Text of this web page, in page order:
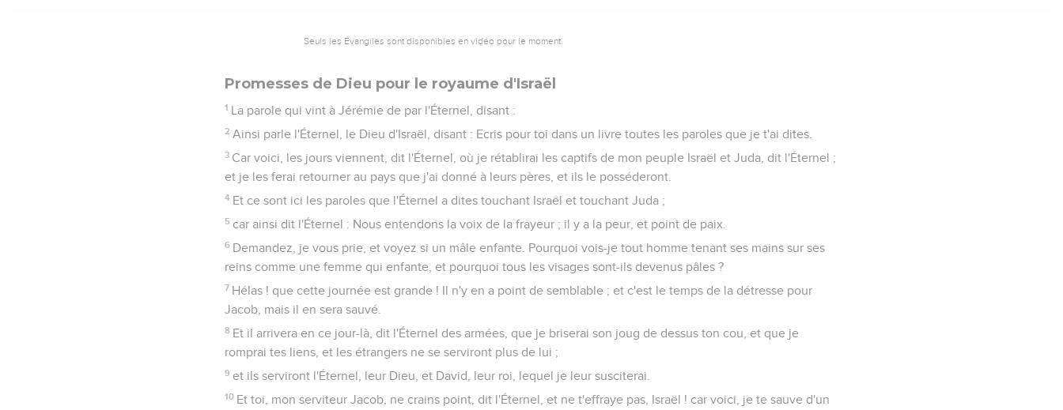
Seuls les Évangiles sont disponibles en vidéo pour le moment.
Promesses de Dieu pour le royaume d'Israël
1 La parole qui vint à Jérémie de par l'Éternel, disant :
2 Ainsi parle l'Éternel, le Dieu d'Israël, disant : Ecris pour toi dans un livre toutes les paroles que je t'ai dites.
3 Car voici, les jours viennent, dit l'Éternel, où je rétablirai les captifs de mon peuple Israël et Juda, dit l'Éternel ;
et je les ferai retourner au pays que j'ai donné à leurs pères, et ils le posséderont.
4 Et ce sont ici les paroles que l'Éternel a dites touchant Israël et touchant Juda ;
5 car ainsi dit l'Éternel : Nous entendons la voix de la frayeur ; il y a la peur, et point de paix.
6 Demandez, je vous prie, et voyez si un mâle enfante. Pourquoi vois-je tout homme tenant ses mains sur ses
reins comme une femme qui enfante, et pourquoi tous les visages sont-ils devenus pâles ?
7 Hélas ! que cette journée est grande ! Il n'y en a point de semblable ; et c'est le temps de la détresse pour
Jacob, mais il en sera sauvé.
8 Et il arrivera en ce jour-là, dit l'Éternel des armées, que je briserai son joug de dessus ton cou, et que je
romprai tes liens, et les étrangers ne se serviront plus de lui ;
9 et ils serviront l'Éternel, leur Dieu, et David, leur roi, lequel je leur susciterai.
10 Et toi, mon serviteur Jacob, ne crains point, dit l'Éternel, et ne t'effraye pas, Israël ! car voici, je te sauve d'un